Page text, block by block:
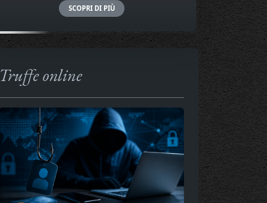
SCOPRI DI PIÙ
Truffe online